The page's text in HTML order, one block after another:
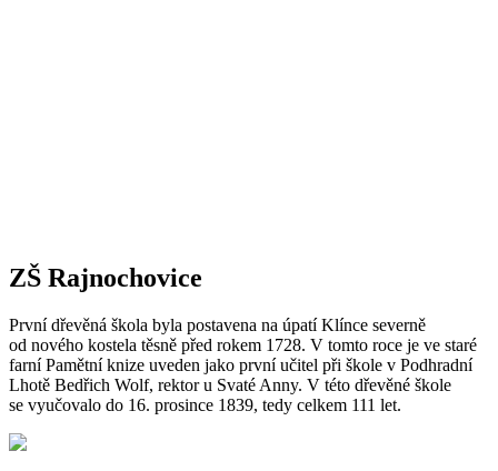
ZŠ Rajnochovice
První dřevěná škola byla postavena na úpatí Klínce severně
od nového kostela těsně před rokem 1728. V tomto roce je ve staré
farní Pamětní knize uveden jako první učitel při škole v Podhradní
Lhotě Bedřich Wolf, rektor u Svaté Anny. V této dřevěné škole
se vyučovalo do 16. prosince 1839, tedy celkem 111 let.